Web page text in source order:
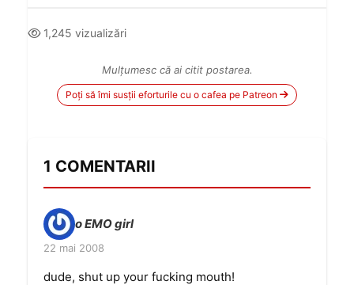
1,245 vizualizări
Mulțumesc că ai citit postarea.
Poți să îmi susții eforturile cu o cafea pe Patreon
1 COMENTARII
o EMO girl
22 mai 2008
dude, shut up your fucking mouth!